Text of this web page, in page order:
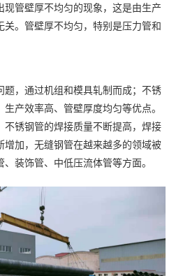
现管壁厚不均匀的现象，这是由生产
关。管壁厚不均匀，特别是压力管和
题，通过机组和模具轧制而成；不锈
产效率高、管壁厚度均匀等优点。
不锈钢管的焊接质量不断提高，焊接
增加，无缝钢管在越来越多的领域被
装饰管、中低压流体管等方面。